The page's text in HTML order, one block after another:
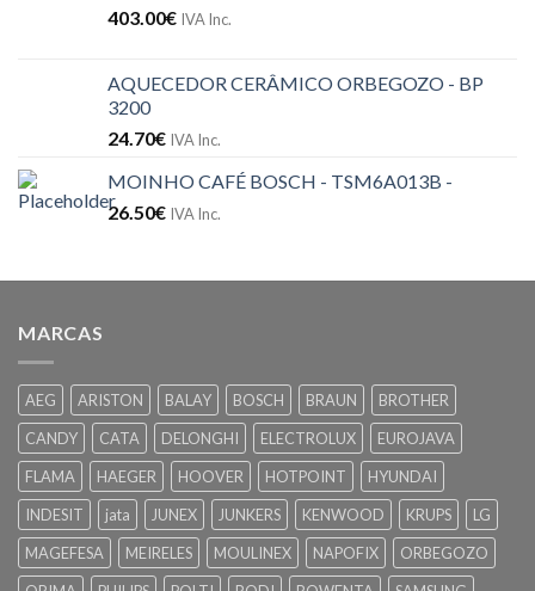
403.00€ IVA Inc.
AQUECEDOR CERÂMICO ORBEGOZO - BP
3200
24.70€ IVA Inc.
MOINHO CAFÉ BOSCH - TSM6A013B -
26.50€ IVA Inc.
MARCAS
AEG ARISTON BALAY BOSCH BRAUN
BROTHER
CANDY
CATA DELONGHI ELECTROLUX
EUROJAVA
FLAMA
HAEGER HOOVER HOTPOINT
HYUNDAI
INDESIT
jata JUNEX JUNKERS KENWOOD KRUPS
LG
MAGEFESA
MEIRELES MOULINEX NAPOFIX
ORBEGOZO